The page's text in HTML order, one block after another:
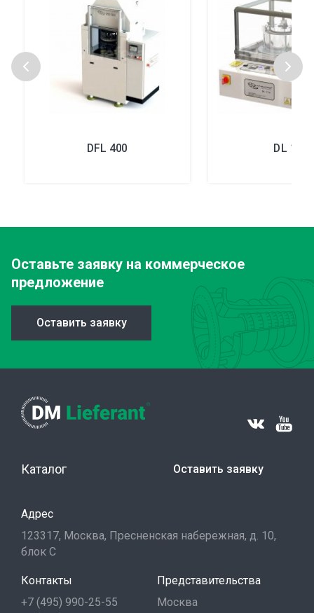
DFL 400 DL 175
Оставьте заявку на коммерческое
предложение
Оставить заявку
Каталог Оставить заявку
Адрес
123317, Москва, Пресненская набережная, д. 10,
блок С
Контакты
+7 (495) 990-25-55
Представительства
Москва